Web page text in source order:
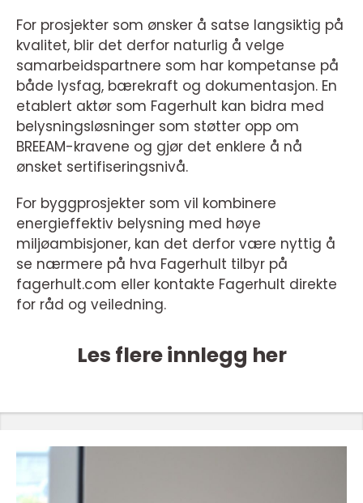
For prosjekter som ønsker å satse langsiktig på
kvalitet, blir det derfor naturlig å velge
samarbeidspartnere som har kompetanse på
både lysfag, bærekraft og dokumentasjon. En
etablert aktør som Fagerhult kan bidra med
belysningsløsninger som støtter opp om
BREEAM-kravene og gjør det enklere å nå
ønsket sertifiseringsnivå.
For byggprosjekter som vil kombinere
energieffektiv belysning med høye
miljøambisjoner, kan det derfor være nyttig å
se nærmere på hva Fagerhult tilbyr på
fagerhult.com eller kontakte Fagerhult direkte
for råd og veiledning.
Les flere innlegg her